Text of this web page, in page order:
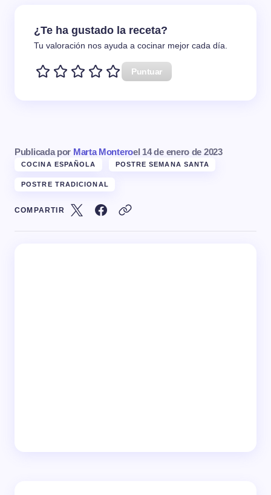
¿Te ha gustado la receta?
Tu valoración nos ayuda a cocinar mejor cada día.
Puntuar
Publicada por Marta Monteroel 14 de enero de 2023
COCINA ESPAÑOLA POSTRE SEMANA SANTA
POSTRE TRADICIONAL
COMPARTIR